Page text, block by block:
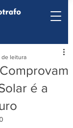
é a
de leitura